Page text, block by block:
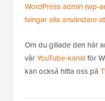
WordPress admin (wp-
tvingar alla användare
Om du gillade den här
vårYouTube-kanalför
kan också hitta oss på